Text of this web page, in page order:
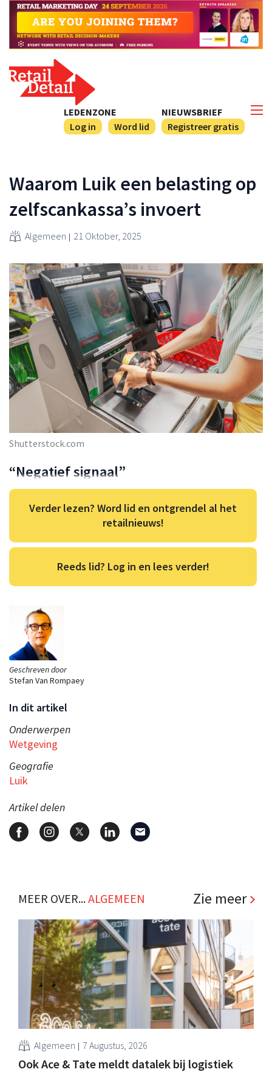
NIEUWSBRIEF
Registreer gratis
LEDENZONE
Log in
Word lid
Geschreven door
Stefan Van Rompaey
In dit artikel
Onderwerpen
Wetgeving
Geografie
Luik
Artikel delen
Waarom Luik een belasting op
zelfscankassa’s invoert
Algemeen 21 Oktober, 2025
Shutterstock.com
“Negatief signaal”
Verder lezen? Word lid en ontgrendel al het
retailnieuws!
Reeds lid? Log in en lees verder!
MEER OVER...ALGEMEEN Zie meer
Algemeen 7 Augustus, 2026
Ook Ace & Tate meldt datalek bij logistiek